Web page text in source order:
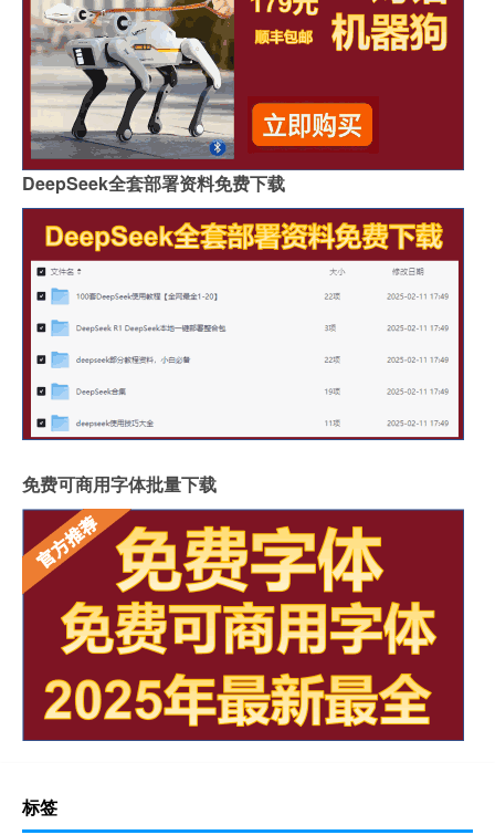
DeepSeek全套部署资料免费下载
免费可商用字体批量下载
标签